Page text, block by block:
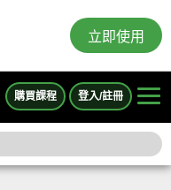
立即使用
購買課程 登入/註冊